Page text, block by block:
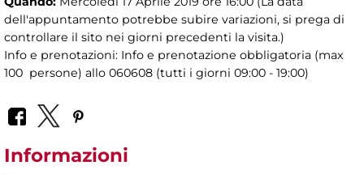
dell'appuntamento potrebbe subire variazioni, si prega di
controllare il sito nei giorni precedenti la visita.)
Info e prenotazioni: Info e prenotazione obbligatoria (max
100 persone) allo 060608 (tutti i giorni 09:00 - 19:00)
Informazioni